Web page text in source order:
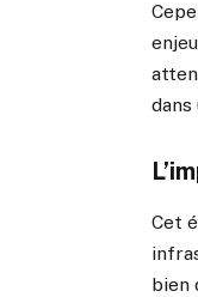
Cet
bien